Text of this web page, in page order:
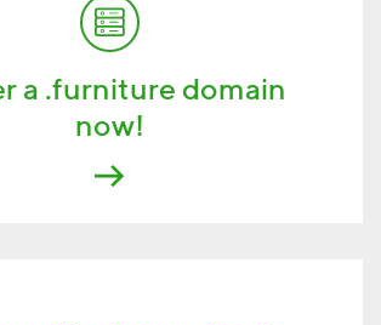
a .furniture domain
now!